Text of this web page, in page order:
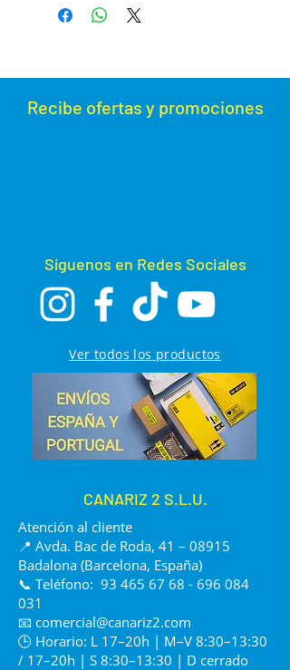
Recibe ofertas y promociones
Síguenos en Redes Sociales
Ver todos los productos
CANARIZ 2 S.L.U.
Atención al cliente
📍 Avda. Bac de Roda, 41 – 08915
Badalona (Barcelona, España)
📞 Teléfono: 93 465 67 68 - 696 084
031
📧 comercial@canariz2.com
🕒 Horario: L 17–20h | M–V 8:30–13:30
/ 17–20h | S 8:30–13:30 | D cerrado